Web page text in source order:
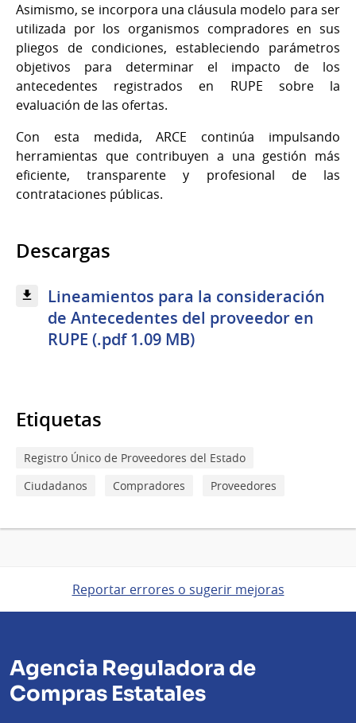
Asimismo, se incorpora una cláusula modelo para ser
utilizada por los organismos compradores en sus
pliegos de condiciones, estableciendo parámetros
objetivos para determinar el impacto de los
antecedentes registrados en RUPE sobre la
evaluación de las ofertas.
Con esta medida, ARCE continúa impulsando
herramientas que contribuyen a una gestión más
eficiente, transparente y profesional de las
contrataciones públicas.
Descargas
Lineamientos para la consideración
de Antecedentes del proveedor en
RUPE (.pdf 1.09 MB)
Etiquetas
Registro Único de Proveedores del Estado
Ciudadanos
Compradores Proveedores
Reportar errores o sugerir mejoras
Agencia Reguladora de
Compras Estatales